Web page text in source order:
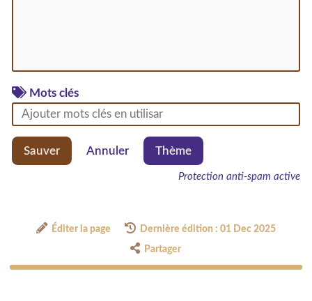
Mots clés
Sauver Annuler Thème
Protection anti-spam active
Éditer la page Dernière édition : 01 Dec 2025
Partager